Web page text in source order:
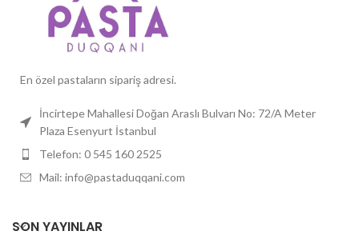
Boyutlar:
10 kişilik, 20 kişilik ve
daha büyük boyut seçenekleri
Boyutlar: 10, 15, 20 ve 25
En özel pastaların sipariş adresi.
İncirtepe Mahallesi Doğan Araslı Bulvarı No: 72/A Meter
Plaza Esenyurt İstanbul
Telefon: 0 545 160 2525
Mail: info@pastaduqqani.com
SON YAYINLAR